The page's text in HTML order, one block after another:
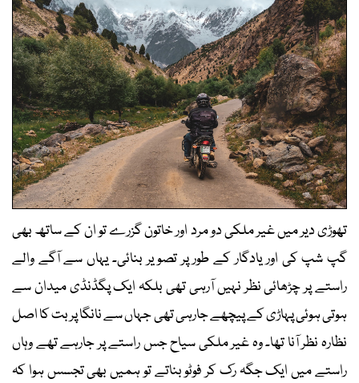
تھوڑی دیر میں غیر ملکی دو مرد اور خاتون گزرے تو ان کے ساتھ بھی
گپ شپ کی اور یادگار کے طور پر تصویر بنائی۔ یہاں سے آگے والے
راستے پر چڑھائی نظر نہیں آرہی تھی بلکہ ایک پگڈنڈی میدان سے
ہوتی ہوئی پہاڑی کے پیچھے جارہی تھی جہاں سے نانگا پربت کا اصل
نظارہ نظر آنا تھا۔ وہ غیر ملکی سیاح جس راستے پر جارہے تھے وہاں
راستے میں ایک جگہ رک کر فوٹو بناتے تو ہمیں بھی تجسس ہوا کہ